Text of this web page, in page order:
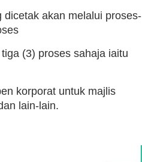
akan melalui proses-
(3) proses sahaja iaitu
korporat untuk majlis
lain-lain.